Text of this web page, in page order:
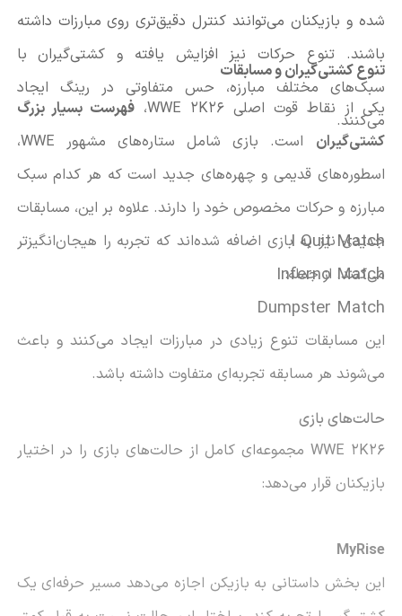
شده و بازیکنان می‌توانند کنترل دقیق‌تری روی مبارزات داشته
باشند. تنوع حرکات نیز افزایش یافته و کشتی‌گیران با
سبک‌های مختلف مبارزه، حس متفاوتی در رینگ ایجاد
می‌کنند.
تنوع کشتی‌گیران و مسابقات
یکی از نقاط قوت اصلی WWE 2K26،
فهرست بسیار بزرگ
کشتی‌گیران
است. بازی شامل ستاره‌های مشهور WWE،
اسطوره‌های قدیمی و چهره‌های جدید است که هر کدام سبک
مبارزه و حرکات مخصوص خود را دارند. علاوه بر این، مسابقات
جدیدی نیز به بازی اضافه شده‌اند که تجربه را هیجان‌انگیزتر
می‌کنند. از جمله:
I Quit Match
Inferno Match
Dumpster Match
این مسابقات تنوع زیادی در مبارزات ایجاد می‌کنند و باعث
می‌شوند هر مسابقه تجربه‌ای متفاوت داشته باشد.
حالت‌های بازی
WWE 2K26 مجموعه‌ای کامل از حالت‌های بازی را در اختیار
بازیکنان قرار می‌دهد:
MyRise
این بخش داستانی به بازیکن اجازه می‌دهد مسیر حرفه‌ای یک